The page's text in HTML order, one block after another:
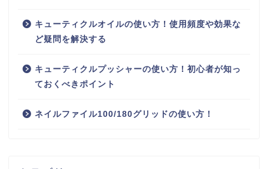
キューティクルオイルの使い方！使用頻度や効果な
ど疑問を解決する
キューティクルプッシャーの使い方！初心者が知っ
ておくべきポイント
ネイルファイル100/180グリッドの使い方！